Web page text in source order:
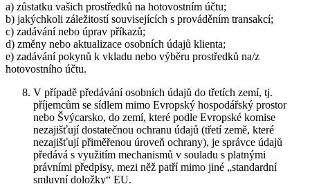
a) zůstatku vašich prostředků na hotovostním účtu;
b) jakýchkoli záležitostí souvisejících s prováděním transakcí;
c) zadávání nebo úprav příkazů;
d) změny nebo aktualizace osobních údajů klienta;
e) zadávání pokynů k vkladu nebo výběru prostředků na/z
hotovostního účtu.
V případě předávání osobních údajů do třetích zemí, tj.
příjemcům se sídlem mimo Evropský hospodářský prostor
nebo Švýcarsko, do zemí, které podle Evropské komise
nezajišťují dostatečnou ochranu údajů (třetí země, které
nezajišťují přiměřenou úroveň ochrany), je správce údajů
předává s využitím mechanismů v souladu s platnými
právními předpisy, mezi něž patří mimo jiné „standardní
smluvní doložky“ EU.